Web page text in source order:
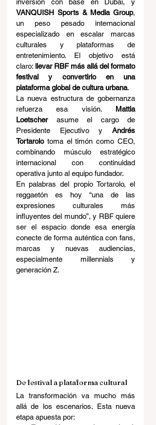
VANQUISH Sports & Media Group,
un peso pesado internacional
especializado en escalar marcas
culturales y plataformas de
entretenimiento. El objetivo está
claro: llevar RBF más allá del formato
festival y convertirlo en una
plataforma global de cultura urbana.
La nueva estructura de gobernanza
refuerza esa visión. Mattia
Loetscher asume el cargo de
Presidente Ejecutivo y Andrés
Tortarolo toma el timón como CEO,
combinando músculo estratégico
internacional con continuidad
operativa junto al equipo fundador.
En palabras del propio Tortarolo, el
reggaetón es hoy “una de las
expresiones culturales más
influyentes del mundo”, y RBF quiere
ser el espacio donde esa energía
conecte de forma auténtica con fans,
marcas y nuevas audiencias,
especialmente millennials y
generación Z.
De festival a plataforma cultural
La transformación va mucho más
allá de los escenarios. Esta nueva
etapa apuesta por: